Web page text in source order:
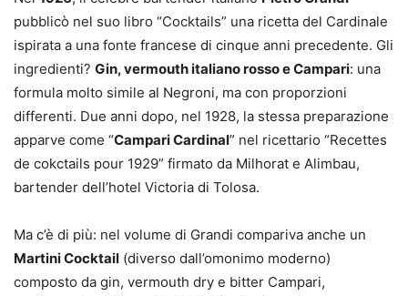
pubblicò nel suo libro “Cocktails” una ricetta del Cardinale
ispirata a una fonte francese di cinque anni precedente. Gli
ingredienti? Gin, vermouth italiano rosso e Campari: una
formula molto simile al Negroni, ma con proporzioni
differenti. Due anni dopo, nel 1928, la stessa preparazione
apparve come “Campari Cardinal” nel ricettario “Recettes
de cokctails pour 1929” firmato da Milhorat e Alimbau,
bartender dell’hotel Victoria di Tolosa.
Ma c’è di più: nel volume di Grandi compariva anche un
Martini Cocktail (diverso dall’omonimo moderno)
composto da gin, vermouth dry e bitter Campari,